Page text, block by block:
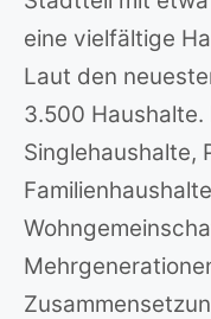
eine vielfältige
Laut den
3.500 Haushalte.
Singlehaushalte,